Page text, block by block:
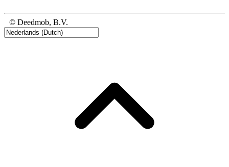
© Deedmob, B.V.